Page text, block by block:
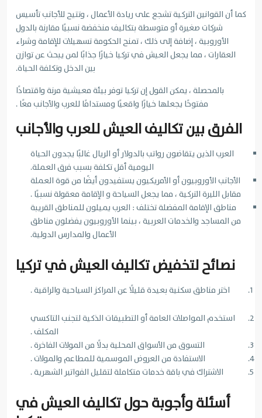
كما أن القوانين التركية تشجع على ريادة الأعمال ، وتتيح للأجانب تأسيس
شركات صغيرة أو متوسطة بتكاليف منخفضة نسبيًا مقارنة بالدول
الأوروبية ، إضافة إلى ذلك ، تمنح الحكومة تسهيلات للإقامة وشراء
العقارات ، مما يجعل العيش في تركيا خيارًا جذابًا لمن يبحث عن توازن
بين الدخل وتكلفة الحياة.
بالمحصلة ، يمكن القول إن تركيا توفر بيئة معيشية مرنة واقتصادًا
مفتوحًا يجعلها خيارًا واقعيًا ومستدامًا للعرب والأجانب معًا .
الفرق بين تكاليف العيش للعرب والأجانب
العرب الذين يتقاضون رواتب بالدولار أو الريال غالبًا يجدون الحياة
اليومية أقل تكلفة بسبب فرق العملة.
الأجانب الأوروبيون أو الأمريكيون يستفيدون أيضًا من قوة العملة
مقابل الليرة التركية ، مما يجعل السياحة و الإقامة معقولة نسبيًا .
مناطق الإقامة المفضلة تختلف : العرب يميلون للمناطق القريبة
من المساجد والخدمات العربية ، بينما الأوروبيون يفضلون مناطق
الأعمال والمدارس الدولية.
نصائح لتخفيض تكاليف العيش في تركيا
اختر مناطق سكنية بعيدة قليلًا عن المراكز السياحية والراقية .
استخدم المواصلات العامة أو التطبيقات الذكية لتجنب التاكسي
المكلف .
التسوق من الأسواق المحلية بدلًا من المولات الفاخرة .
الاستفادة من العروض الموسمية للمطاعم والمولات .
الاشتراك في باقة خدمات متكاملة لتقليل الفواتير الشهرية .
أسئلة وأجوبة حول تكاليف العيش في